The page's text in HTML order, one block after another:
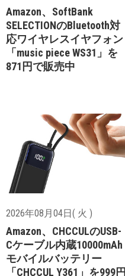
Amazon、SoftBank
SELECTIONのBluetooth対
応ワイヤレスイヤフォン
「music piece WS31」を
871円で販売中
2026年08月04日( 火 )
Amazon、CHCCULのUSB-
Cケーブル内蔵10000mAh
モバイルバッテリー
「CHCCUL Y361」を999円